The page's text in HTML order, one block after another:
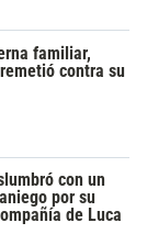
familiar,
contra su
con un
por su
de Luca